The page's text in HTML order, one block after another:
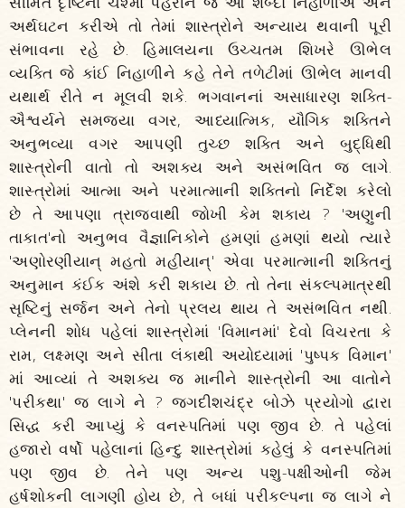
અર્થઘટન કરીએ તો તેમાં શાસ્ત્રોને અન્યાય થવાની પૂરી
સંભાવના રહે છે. હિમાલયના ઉચ્ચતમ શિખરે ઊભેલ
વ્યક્તિ જે કાંઈ નિહાળીને કહે તેને તળેટીમાં ઊભેલ માનવી
યથાર્થ રીતે ન મૂલવી શકે. ભગવાનનાં અસાધારણ શક્તિ-
ઐશ્વર્યને સમજ્યા વગર, આધ્યાત્મિક, યૌગિક શક્તિને
અનુભવ્યા વગર આપણી તુચ્છ શક્તિ અને બુદ્ધિથી
શાસ્ત્રોની વાતો તો અશક્ય અને અસંભવિત જ લાગે.
શાસ્ત્રોમાં આત્મા અને પરમાત્માની શક્તિનો નિર્દેશ કરેલો
છે તે આપણા ત્રાજવાથી જોખી કેમ શકાય ? 'અણુની
તાકાત'નો અનુભવ વૈજ્ઞાનિકોને હમણાં હમણાં થયો ત્યારે
'અણોરણીયાન્‌ મહતો મહીયાન્‌' એવા પરમાત્માની શક્તિનું
અનુમાન કંઈક અંશે કરી શકાય છે. તો તેના સંકલ્પમાત્રથી
સૃષ્ટિનું સર્જન અને તેનો પ્રલય થાય તે અસંભવિત નથી.
પ્લેનની શોધ પહેલાં શાસ્ત્રોમાં 'વિમાનમાં' દેવો વિચરતા કે
રામ, લક્ષ્મણ અને સીતા લંકાથી અયોધ્યામાં 'પુષ્પક વિમાન'
માં આવ્યાં તે અશક્ય જ માનીને શાસ્ત્રોની આ વાતોને
'પરીકથા' જ લાગે ને ? જગદીશચંદ્ર બોઝે પ્રયોગો દ્વારા
સિદ્ધ કરી આપ્યું કે વનસ્પતિમાં પણ જીવ છે. તે પહેલાં
હજારો વર્ષો પહેલાનાં હિન્દુ શાસ્ત્રોમાં કહેલું કે વનસ્પતિમાં
પણ જીવ છે. તેને પણ અન્ય પશુ-પક્ષીઓની જેમ
હર્ષશોકની લાગણી હોય છે, તે બધાં પરીકલ્પના જ લાગે ને